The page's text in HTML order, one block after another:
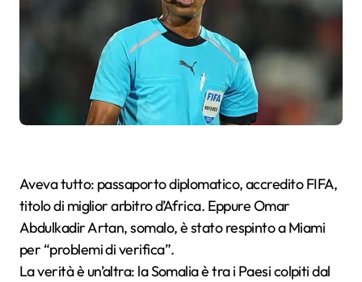
Aveva tutto: passaporto diplomatico, accredito FIFA,
titolo di miglior arbitro d’Africa. Eppure Omar
Abdulkadir Artan, somalo, è stato respinto a Miami
per “problemi di verifica”.
La verità è un’altra: la Somalia è tra i Paesi colpiti dal